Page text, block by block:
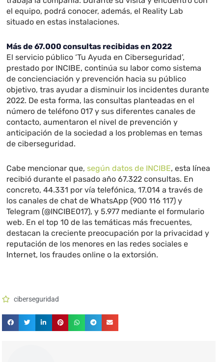
el equipo, podrá conocer, además, el Reality Lab
situado en estas instalaciones.
Más de 67.000 consultas recibidas en 2022
El servicio público ‘Tu Ayuda en Ciberseguridad’,
prestado por INCIBE, continúa su labor como sistema
de concienciación y prevención hacia su público
objetivo, tras ayudar a disminuir los incidentes durante
2022. De esta forma, las consultas planteadas en el
número de teléfono 017 y sus diferentes canales de
contacto, aumentaron el nivel de prevención y
anticipación de la sociedad a los problemas en temas
de ciberseguridad.
Cabe mencionar que,según datos de INCIBE, esta línea
recibió durante el pasado año 67.322 consultas. En
concreto, 44.331 por vía telefónica, 17.014 a través de
los canales de chat de WhatsApp (900 116 117) y
Telegram (@INCIBE017), y 5.977 mediante el formulario
web. En el top 10 de las temáticas más frecuentes,
destacan la creciente preocupación por la privacidad y
reputación de los menores en las redes sociales e
Internet, los fraudes online o la extorsión.
ciberseguridad